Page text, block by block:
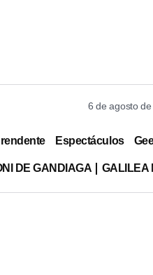
6 de agosto
Espectáculos
DE GANDIAGA GALILEA